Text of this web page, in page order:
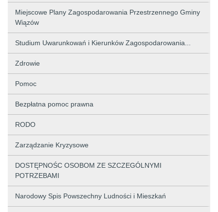
Miejscowe Plany Zagospodarowania Przestrzennego Gminy
Wiązów
Studium Uwarunkowań i Kierunków Zagospodarowania...
Zdrowie
Pomoc
Bezpłatna pomoc prawna
RODO
Zarządzanie Kryzysowe
DOSTĘPNOŚC OSOBOM ZE SZCZEGÓLNYMI
POTRZEBAMI
Narodowy Spis Powszechny Ludności i Mieszkań